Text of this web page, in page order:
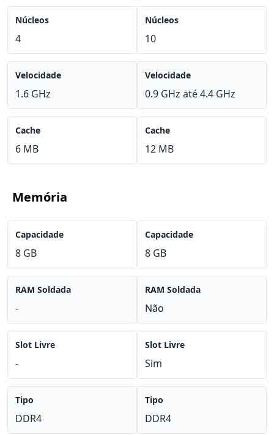
Núcleos
4
Velocidade
1.6 GHz
Cache
6 MB
Núcleos
10
Velocidade
0.9 GHz até 4.4 GHz
Cache
12 MB
Memória
Capacidade
8 GB
RAM Soldada
-
Slot Livre
-
Tipo
DDR4
Capacidade
8 GB
RAM Soldada
Não
Slot Livre
Sim
Tipo
DDR4